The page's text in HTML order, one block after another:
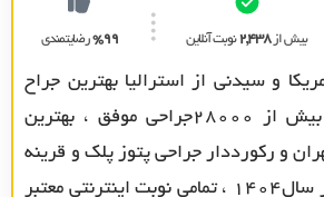
بیش از2,438نوبت آنلاین %99رضایتمندی
و سیدنی از استرالیا بهترین جراح
لیزیک چشم تهران بیش از ۲۸۰۰۰جراحی موفق ، بهترین
و رکورددار جراحی پتوز پلک و قرینه
سازی پلک و چشم در سال۱۴۰۴ ، تمامی نوبت اینترنتی معتبر